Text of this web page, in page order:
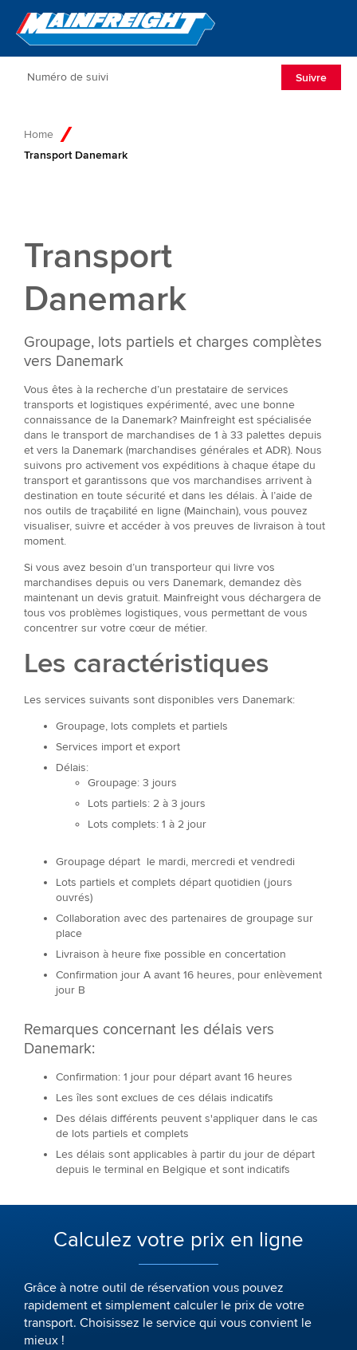
Go to Home
Suivre
Home
Transport Danemark
Transport
Danemark
Groupage, lots partiels et charges complètes
vers Danemark
Vous êtes à la recherche d’un prestataire de services
transports et logistiques expérimenté, avec une bonne
connaissance de la Danemark? Mainfreight est spécialisée
dans le transport de marchandises de 1 à 33 palettes depuis
et vers la Danemark (marchandises générales et ADR). Nous
suivons pro activement vos expéditions à chaque étape du
transport et garantissons que vos marchandises arrivent à
destination en toute sécurité et dans les délais. À l’aide de
nos outils de traçabilité en ligne (Mainchain), vous pouvez
visualiser, suivre et accéder à vos preuves de livraison à tout
moment.
Si vous avez besoin d’un transporteur qui livre vos
marchandises depuis ou vers Danemark, demandez dès
maintenant un devis gratuit. Mainfreight vous déchargera de
tous vos problèmes logistiques, vous permettant de vous
concentrer sur votre cœur de métier.
Les caractéristiques
Les services suivants sont disponibles vers Danemark:
Groupage, lots complets et partiels
Services import et export
Délais:
Groupage: 3 jours
Lots partiels: 2 à 3 jours
Lots complets: 1 à 2 jour
Groupage départ le mardi, mercredi et vendredi
Lots partiels et complets départ quotidien (jours
ouvrés)
Collaboration avec des partenaires de groupage sur
place
Livraison à heure fixe possible en concertation
Confirmation jour A avant 16 heures, pour enlèvement
jour B
Remarques concernant les délais vers
Danemark:
Confirmation: 1 jour pour départ avant 16 heures
Les îles sont exclues de ces délais indicatifs
Des délais différents peuvent s'appliquer dans le cas
de lots partiels et complets
Les délais sont applicables à partir du jour de départ
depuis le terminal en Belgique et sont indicatifs
Calculez votre prix en ligne
Grâce à notre outil de réservation vous pouvez
rapidement et simplement calculer le prix de votre
transport. Choisissez le service qui vous convient le
mieux !